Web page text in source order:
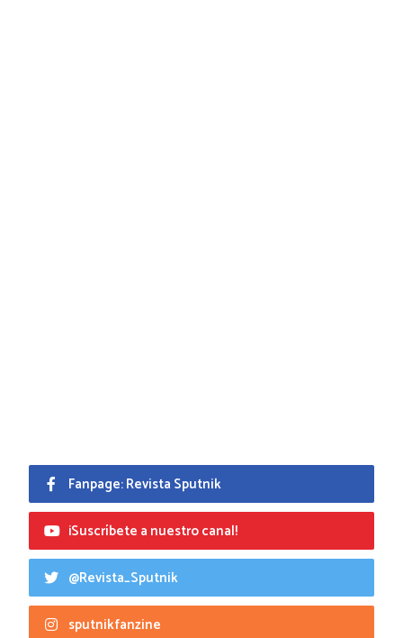
Fanpage: Revista Sputnik
¡Suscríbete a nuestro canal!
@Revista_Sputnik
sputnikfanzine